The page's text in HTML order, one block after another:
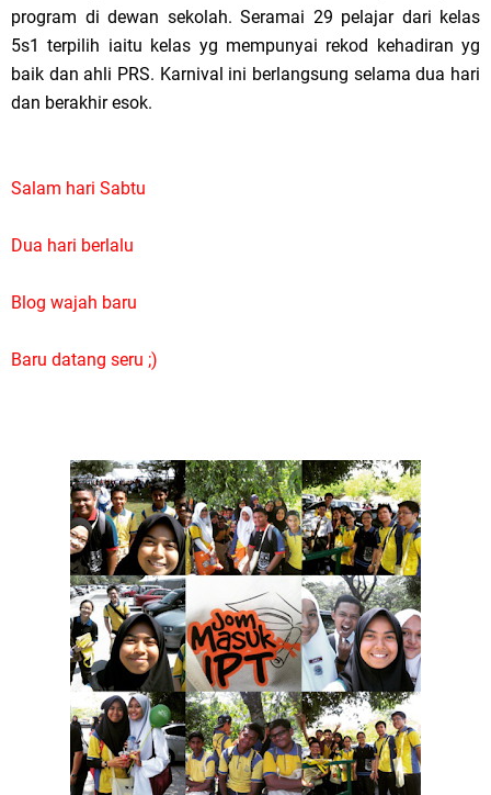
program di dewan sekolah. Seramai 29 pelajar dari kelas
5s1 terpilih iaitu kelas yg mempunyai rekod kehadiran yg
baik dan ahli PRS. Karnival ini berlangsung selama dua hari
dan berakhir esok.
Salam hari Sabtu
Dua hari berlalu
Blog wajah baru
Baru datang seru ;)